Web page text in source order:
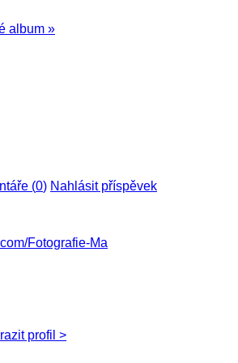
album »
(0) Nahlásit příspěvek
Fotografie-Ma
profil >